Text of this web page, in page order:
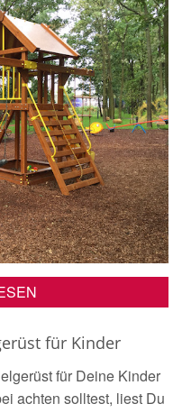
für Kinder
für Deine Kinder
achten solltest, liest Du